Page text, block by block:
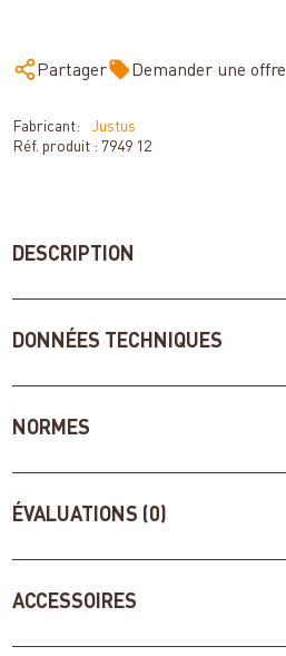
Partager Demander une offre
Fabricant:
Justus
Réf. produit : 7949 12
DESCRIPTION
DONNÉES TECHNIQUES
NORMES
ÉVALUATIONS (0)
ACCESSOIRES